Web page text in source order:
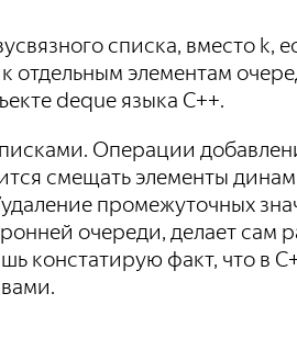
списка, вместо k,
отдельным элементам
deque языка С++.
Операции
смещать элементы
промежуточных
очереди, делает сам
констатирую факт, что в